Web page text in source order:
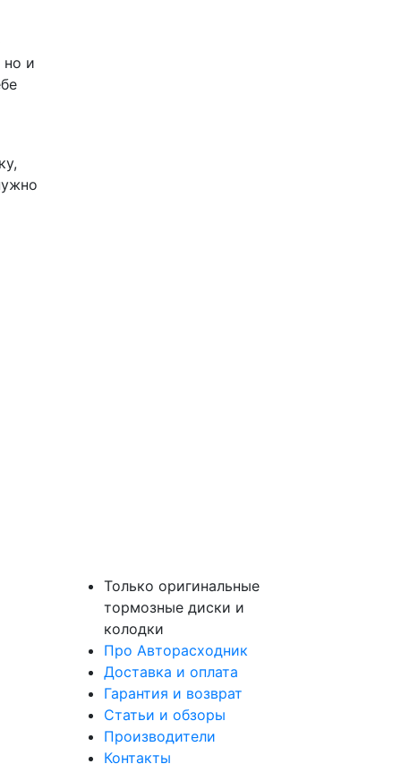
но и
Только оригинальные
тормозные диски и
колодки
Про Авторасходник
Доставка и оплата
Гарантия и возврат
Статьи и обзоры
Производители
Контакты